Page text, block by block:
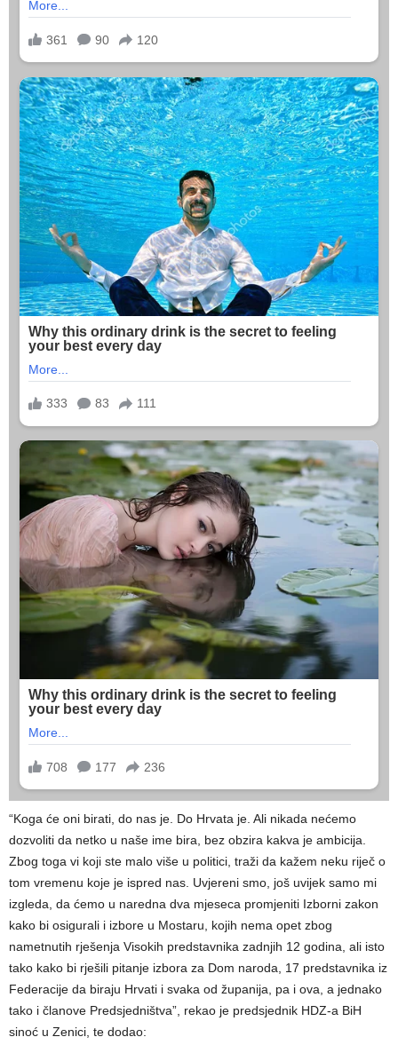
“Koga će oni birati, do nas je. Do Hrvata je. Ali nikada nećemo
dozvoliti da netko u naše ime bira, bez obzira kakva je ambicija.
Zbog toga vi koji ste malo više u politici, traži da kažem neku riječ o
tom vremenu koje je ispred nas. Uvjereni smo, još uvijek samo mi
izgleda, da ćemo u naredna dva mjeseca promjeniti Izborni zakon
kako bi osigurali i izbore u Mostaru, kojih nema opet zbog
nametnutih rješenja Visokih predstavnika zadnjih 12 godina, ali isto
tako kako bi rješili pitanje izbora za Dom naroda, 17 predstavnika iz
Federacije da biraju Hrvati i svaka od županija, pa i ova, a jednako
tako i članove Predsjedništva”, rekao je predsjednik HDZ-a BiH
sinoć u Zenici, te dodao: